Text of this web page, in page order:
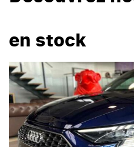
en stock